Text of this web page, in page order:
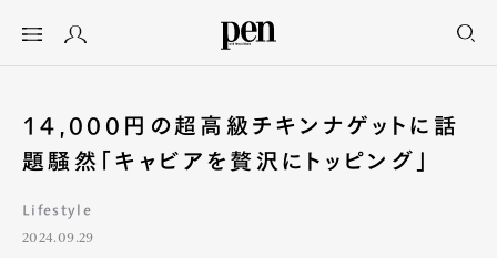
14,000円の超高級チキンナゲットに話
題騒然「キャビアを贅沢にトッピング」
Lifestyle
2024.09.29